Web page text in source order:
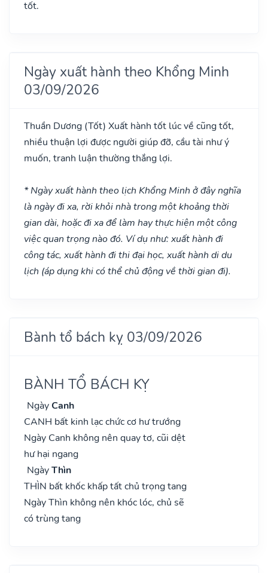
tốt.
Ngày xuất hành theo Khổng Minh
03/09/2026
Thuần Dương (Tốt) Xuất hành tốt lúc về cũng tốt,
nhiều thuận lợi được người giúp đỡ, cầu tài như ý
muốn, tranh luận thường thắng lợi.
* Ngày xuất hành theo lịch Khổng Minh ở đây nghĩa
là ngày đi xa, rời khỏi nhà trong một khoảng thời
gian dài, hoặc đi xa để làm hay thực hiện một công
việc quan trọng nào đó. Ví dụ như: xuất hành đi
công tác, xuất hành đi thi đại học, xuất hành di du
lịch (áp dụng khi có thể chủ động về thời gian đi).
Bành tổ bách kỵ 03/09/2026
BÀNH TỔ BÁCH KỴ
NgàyCanh
CANH bất kinh lạc chức cơ hư trướng
Ngày Canh không nên quay tơ, cũi dệt
hư hại ngang
NgàyThìn
THÌN bất khốc khấp tất chủ trọng tang
Ngày Thìn không nên khóc lóc, chủ sẽ
có trùng tang